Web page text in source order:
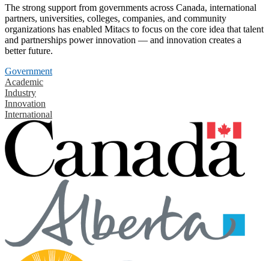
The strong support from governments across Canada, international
partners, universities, colleges, companies, and community
organizations has enabled Mitacs to focus on the core idea that talent
and partnerships power innovation — and innovation creates a
better future.
Government
Academic
Industry
Innovation
International